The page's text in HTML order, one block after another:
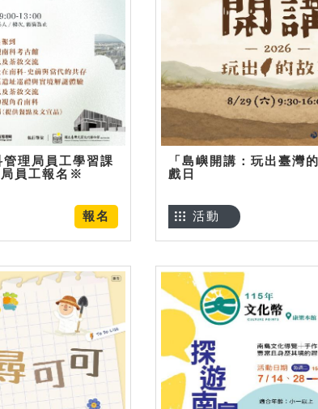
理局員工學習課
員工報名※
報名
「島嶼開講：玩出臺灣
戲日
活動